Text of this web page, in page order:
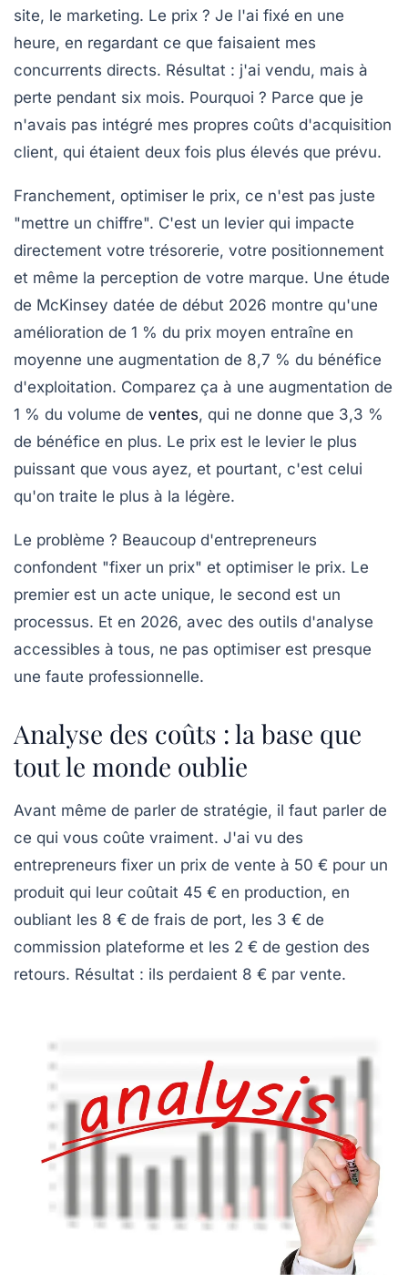
site, le marketing. Le prix ? Je l'ai fixé en une
heure, en regardant ce que faisaient mes
concurrents directs. Résultat : j'ai vendu, mais à
perte pendant six mois. Pourquoi ? Parce que je
n'avais pas intégré mes propres coûts d'acquisition
client, qui étaient deux fois plus élevés que prévu.
Franchement, optimiser le prix, ce n'est pas juste
"mettre un chiffre". C'est un levier qui impacte
directement votre trésorerie, votre positionnement
et même la perception de votre marque. Une étude
de McKinsey datée de début 2026 montre qu'une
amélioration de 1 % du prix moyen entraîne en
moyenne une augmentation de 8,7 % du bénéfice
d'exploitation. Comparez ça à une augmentation de
1 % du volume de ventes, qui ne donne que 3,3 %
de bénéfice en plus. Le prix est le levier le plus
puissant que vous ayez, et pourtant, c'est celui
qu'on traite le plus à la légère.
Le problème ? Beaucoup d'entrepreneurs
confondent "fixer un prix" et optimiser le prix. Le
premier est un acte unique, le second est un
processus. Et en 2026, avec des outils d'analyse
accessibles à tous, ne pas optimiser est presque
une faute professionnelle.
Analyse des coûts : la base que
tout le monde oublie
Avant même de parler de stratégie, il faut parler de
ce qui vous coûte vraiment. J'ai vu des
entrepreneurs fixer un prix de vente à 50 € pour un
produit qui leur coûtait 45 € en production, en
oubliant les 8 € de frais de port, les 3 € de
commission plateforme et les 2 € de gestion des
retours. Résultat : ils perdaient 8 € par vente.